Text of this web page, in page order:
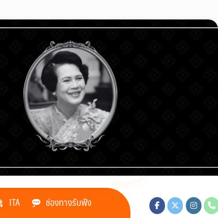
ITA
ช่องทางรับฟัง